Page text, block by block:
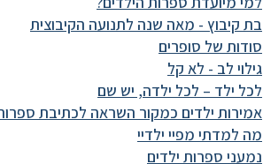
בת קיבוץ - מאה שנה לתנועה הקיבוצית
סודות של סופרים
גילוי לב - לא קל
לכל ילד – לכל ילדה, יש שם
אמירות ילדים כמקור השראה לכתיבת
מה למדתי מפיי ילדיי
נמעני ספרות ילדים